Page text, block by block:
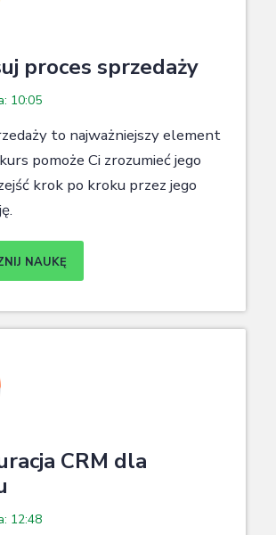
proces sprzedaży
10:05
to najważniejszy element
pomoże Ci zrozumieć jego
krok po kroku przez jego
NAUKĘ
CRM dla
12:48